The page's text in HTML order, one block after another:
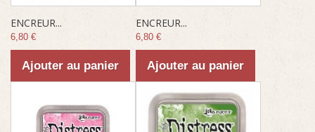
ENCREUR...
6,80 €
Ajouter au panier
ENCREUR...
6,80 €
Ajouter au panier